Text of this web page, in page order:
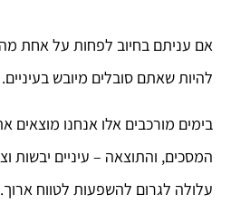
אם עניתם בחיוב לפחות על אחת
להיות שאתם סובלים מיובש בעיניים.
בימים מורכבים אלו אנחנו מוצאים
המסכים, והתוצאה – עיניים יבשות
עלולה לגרום להשפעות לטווח
קליר אפ פורטה קצף לניקוי
העפעפיים והריסים
₪80.00 + ADD